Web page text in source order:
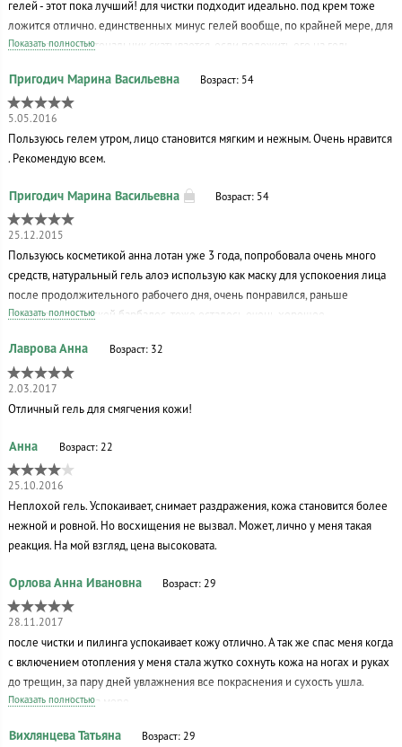
Для жирной кожи советуют процедуру раз в 7-10 дней, для
комбинированной - 10-14 дней, для гиперчувствительной и тонкой - 14-20
дней.
Я использовала пилинг после этой процедуры и единичные разбухшие не
удаленные в процессе процедуры комедоны, удаляла механически (но
день). Судя по отзывам в интернете, такое бывает в большинстве случаев.
гелей - этот пока лучший! для чистки подходит идеально. под крем тоже
ложится отлично. единственных минус гелей вообще, по крайней мере, для
меня - это то, что тональник скатывается, если положить его на гель.
действие.
Показать полностью
Возраст: 54
5.05.2016
Пользуюсь гелем утром, лицо становится мягким и нежным. Очень нравится
. Рекомендую всем.
Возраст: 54
25.12.2015
Пользуюсь косметикой анна лотан уже 3 года, попробовала очень много
средств, натуральный гель алоэ использую как маску для успокоения лица
после продолжительного рабочего дня, очень понравился, раньше
пользовалась маской барбадос, тоже осталось очень хорошее
молодыми в любом возрасте.
Показать полностью
Возраст: 32
2.03.2017
Отличный гель для смягчения кожи!
Возраст: 22
25.10.2016
Неплохой гель. Успокаивает, снимает раздражения, кожа становится более
нежной и ровной. Но восхищения не вызвал. Может, лично у меня такая
реакция. На мой взгляд, цена высоковата.
Возраст: 29
28.11.2017
после чистки и пилинга успокаивает кожу отлично. А так же спас меня когда
с включением отопления у меня стала жутко сохнуть кожа на ногах и руках
до трещин, за пару дней увлажнения все покраснения и сухость ушла.
Возьму с собой на море.
Показать полностью
Возраст: 29